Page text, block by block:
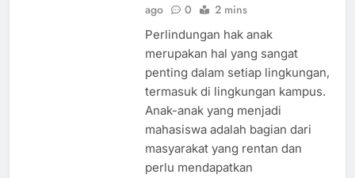
ago
0 2 mins
Perlindungan hak anak
merupakan hal yang sangat
penting dalam setiap lingkungan,
termasuk di lingkungan kampus.
Anak-anak yang menjadi
mahasiswa adalah bagian dari
masyarakat yang rentan dan
perlu mendapatkan